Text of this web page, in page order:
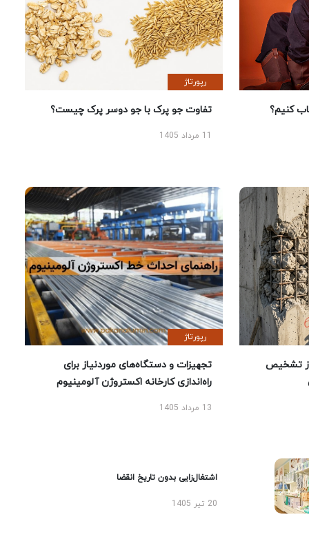
کنیم؟
رپورتاژ
تفاوت جو پرک با جو دوسر پرک چیست؟
تشخیص
رپورتاژ
تجهیزات و دستگاه‌های موردنیاز برای
راه‌اندازی کارخانه اکستروژن آلومینیوم
13 مرداد 1405
اشتغال‌زایی بدون تاریخ انقضا
20 تیر 1405